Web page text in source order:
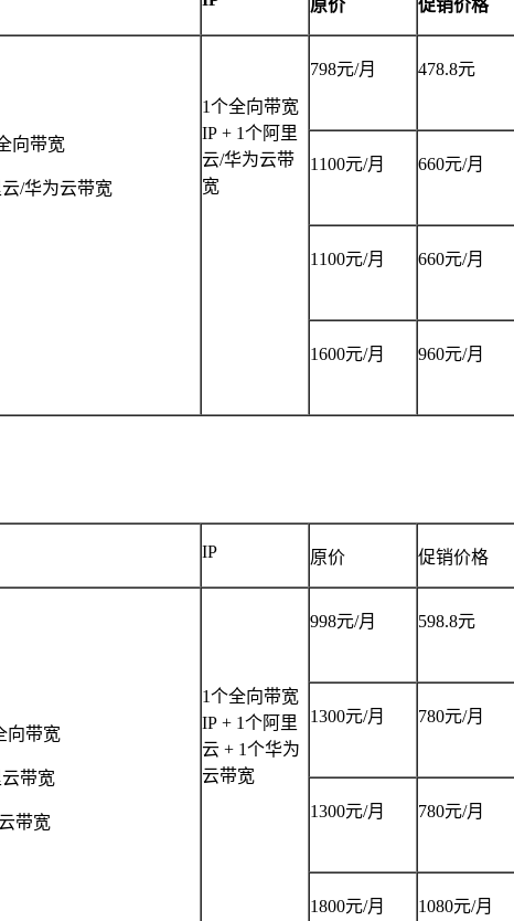
原价 促销价格
向带宽
云/华为云带宽
1个全向带宽
IP + 1个阿里
云/华为云带
宽
798元/月 478.8元
1100元/月 660元/月
1100元/月 660元/月
1600元/月 960元/月
IP 原价 促销价格
向带宽
云带宽
带宽
1个全向带宽
IP + 1个阿里
云 + 1个华为
云带宽
998元/月 598.8元
1300元/月 780元/月
1300元/月 780元/月
1800元/月 1080元/月